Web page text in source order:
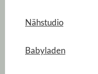
Nähstudio
Babyladen